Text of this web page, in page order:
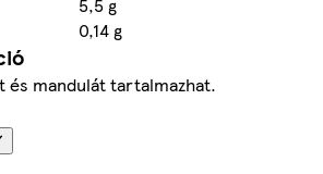
0,14 g
és mandulát tartalmazhat.